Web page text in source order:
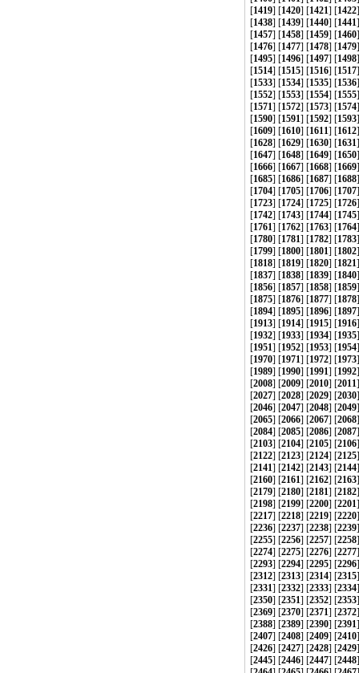
[1419] [1420] [1421] [1422
[1438] [1439] [1440] [1441
[1457] [1458] [1459] [1460
[1476] [1477] [1478] [1479
[1495] [1496] [1497] [1498
[1514] [1515] [1516] [1517
[1533] [1534] [1535] [1536
[1552] [1553] [1554] [1555
[1571] [1572] [1573] [1574
[1590] [1591] [1592] [1593
[1609] [1610] [1611] [1612
[1628] [1629] [1630] [1631
[1647] [1648] [1649] [1650
[1666] [1667] [1668] [1669
[1685] [1686] [1687] [1688
[1704] [1705] [1706] [1707
[1723] [1724] [1725] [1726
[1742] [1743] [1744] [1745
[1761] [1762] [1763] [1764
[1780] [1781] [1782] [1783
[1799] [1800] [1801] [1802
[1818] [1819] [1820] [1821
[1837] [1838] [1839] [1840
[1856] [1857] [1858] [1859
[1875] [1876] [1877] [1878
[1894] [1895] [1896] [1897
[1913] [1914] [1915] [1916
[1932] [1933] [1934] [1935
[1951] [1952] [1953] [1954
[1970] [1971] [1972] [1973
[1989] [1990] [1991] [1992
[2008] [2009] [2010] [2011
[2027] [2028] [2029] [2030
[2046] [2047] [2048] [2049
[2065] [2066] [2067] [2068
[2084] [2085] [2086] [2087
[2103] [2104] [2105] [2106
[2122] [2123] [2124] [2125
[2141] [2142] [2143] [2144
[2160] [2161] [2162] [2163
[2179] [2180] [2181] [2182
[2198] [2199] [2200] [2201
[2217] [2218] [2219] [2220
[2236] [2237] [2238] [2239
[2255] [2256] [2257] [2258
[2274] [2275] [2276] [2277
[2293] [2294] [2295] [2296
[2312] [2313] [2314] [2315
[2331] [2332] [2333] [2334
[2350] [2351] [2352] [2353
[2369] [2370] [2371] [2372
[2388] [2389] [2390] [2391
[2407] [2408] [2409] [2410
[2426] [2427] [2428] [2429
[2445] [2446] [2447] [2448